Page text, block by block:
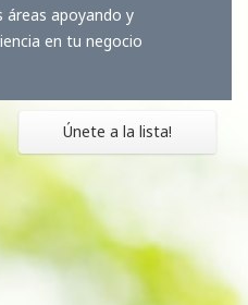
áreas apoyando y
en tu negocio
Únete a la lista!